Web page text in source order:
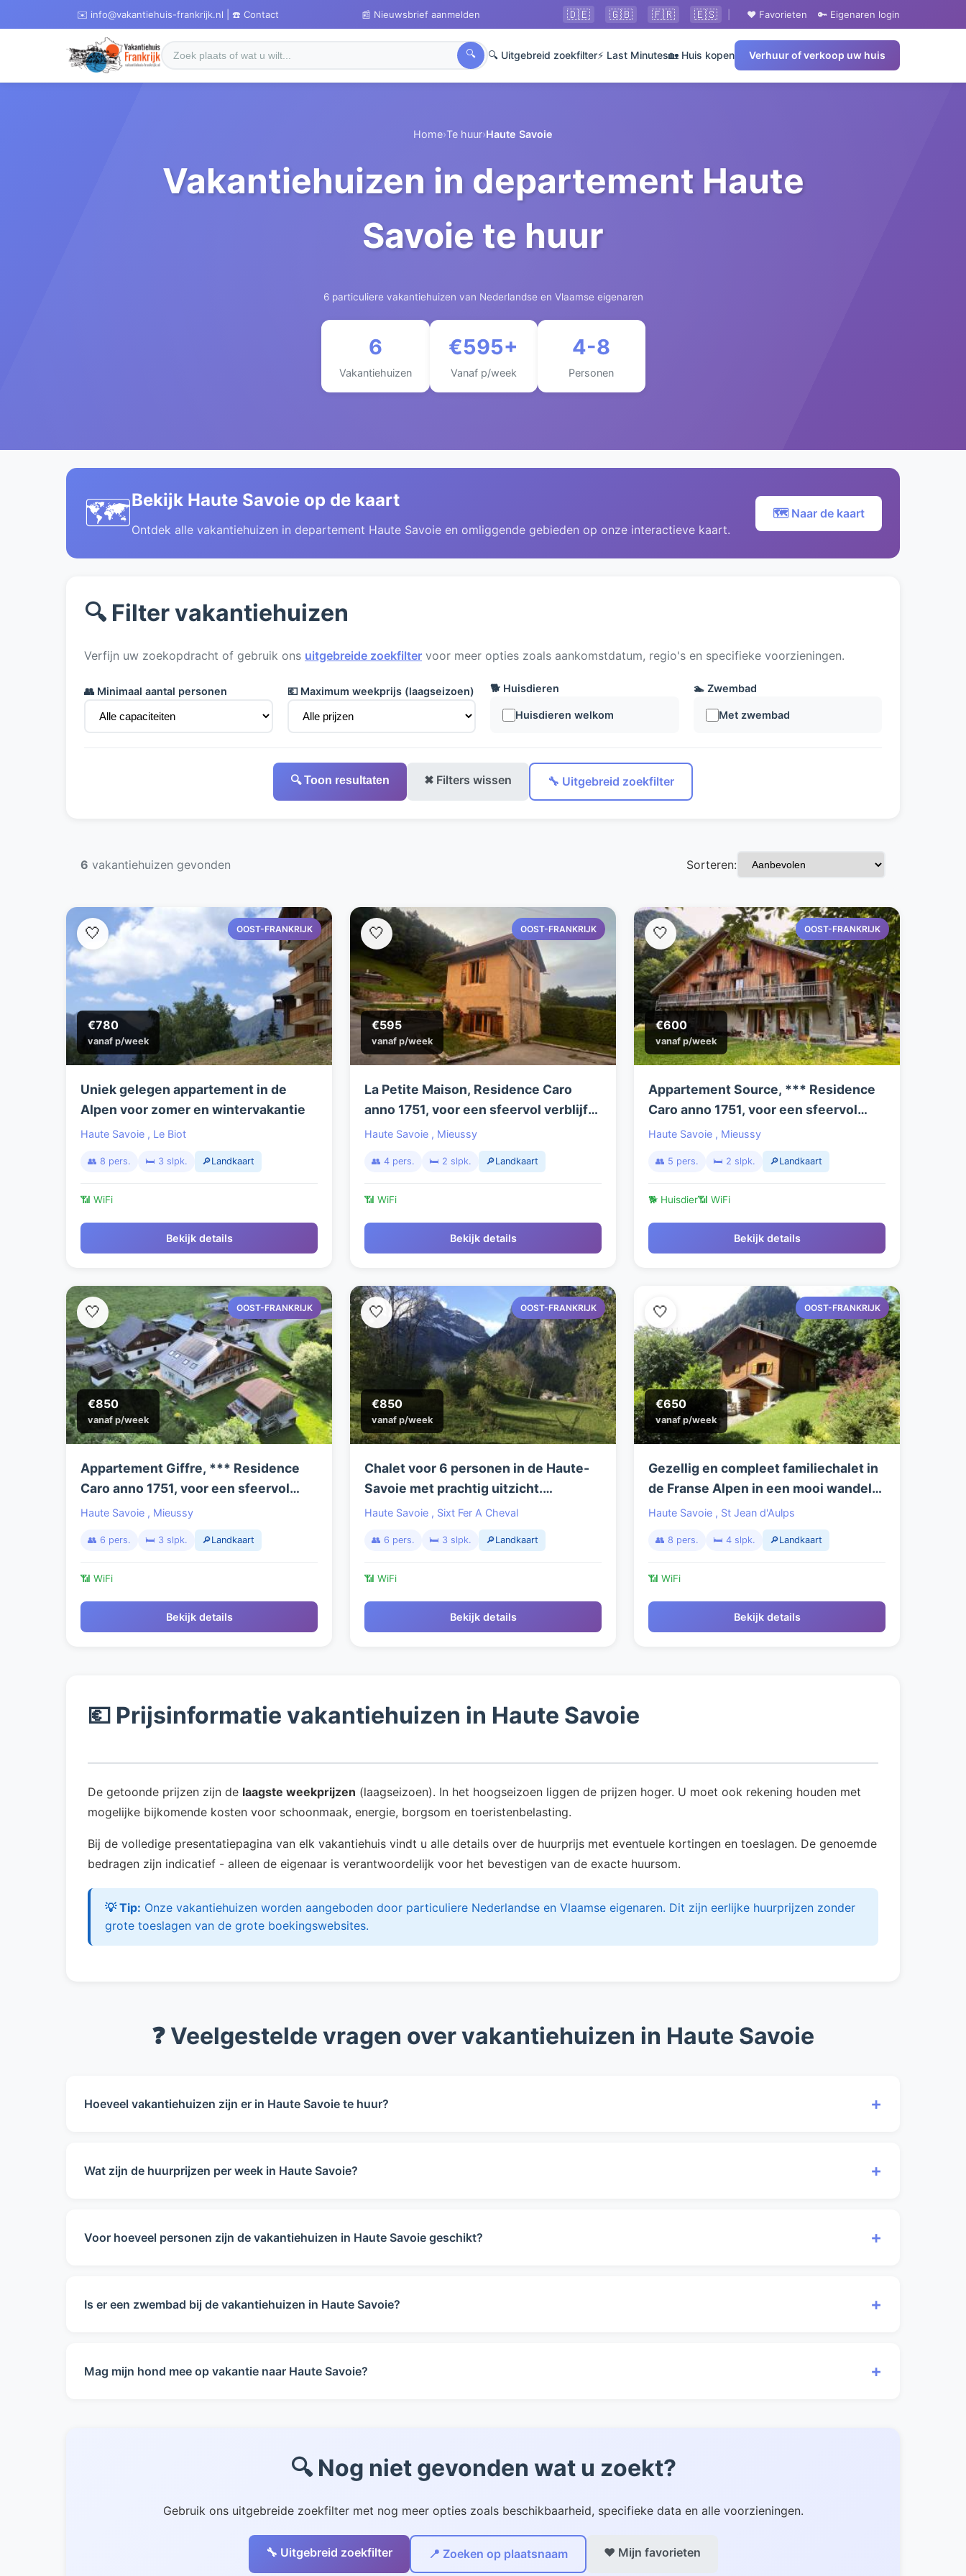
✉️ info@vakantiehuis-frankrijk.nl | ☎️ Contact 📰 Nieuwsbrief aanmelden 🇩🇪 🇬🇧 🇫🇷 🇪🇸 ❤️ Favorieten 🔑 Eigenaren login
🔍 🔍 Uitgebreid zoekfilter⚡ Last Minutes🏡 Huis kopen Verhuur of verkoop uw huis
Home›Te huur›Haute Savoie
Vakantiehuizen in departement Haute
Savoie te huur
6 particuliere vakantiehuizen van Nederlandse en Vlaamse eigenaren
6
Vakantiehuizen
€595+
Vanaf p/week
4-8
Personen
🗺️Bekijk Haute Savoie op de kaart
Ontdek alle vakantiehuizen in departement Haute Savoie en omliggende gebieden op onze interactieve kaart.
🗺️ Naar de kaart
🔍 Filter vakantiehuizen
Verfijn uw zoekopdracht of gebruik ons uitgebreide zoekfilter voor meer opties zoals aankomstdatum, regio's en specifieke voorzieningen.
👥 Minimaal aantal personen 💶 Maximum weekprijs (laagseizoen) 🐕 Huisdieren
Huisdieren welkom
🏊 Zwembad
Met zwembad
🔍 Toon resultaten ✖ Filters wissen 🔧 Uitgebreid zoekfilter
6 vakantiehuizen gevonden Sorteren:
OOST-FRANKRIJK
€780
vanaf p/week
🤍
Uniek gelegen appartement in de
Alpen voor zomer en wintervakantie
Haute Savoie , Le Biot
👥 8 pers. 🛏️ 3 slpk. 🔎Landkaart
📶 WiFi
Bekijk details
OOST-FRANKRIJK
€595
vanaf p/week
🤍
La Petite Maison, Residence Caro
anno 1751, voor een sfeervol verblijf
zomer en wintersport, in het hart van
Haute Savoie , Mieussy
👥 4 pers. 🛏️ 2 slpk. 🔎Landkaart
📶 WiFi
Bekijk details
OOST-FRANKRIJK
€600
vanaf p/week
🤍
Appartement Source, *** Residence
Caro anno 1751, voor een sfeervol
actief verblijf zomer en wintersport,
in het hart van de Franse Alpen.
Haute Savoie , Mieussy
👥 5 pers. 🛏️ 2 slpk. 🔎Landkaart
🐕 Huisdier📶 WiFi
Bekijk details
OOST-FRANKRIJK
€850
vanaf p/week
🤍
Appartement Giffre, *** Residence
Caro anno 1751, voor een sfeervol
actief verblijf, zomer en wintersport in
het hart van de Franse Alpen.
Haute Savoie , Mieussy
👥 6 pers. 🛏️ 3 slpk. 🔎Landkaart
📶 WiFi
Bekijk details
OOST-FRANKRIJK
€850
vanaf p/week
🤍
Chalet voor 6 personen in de Haute-
Savoie met prachtig uitzicht.
Bergwandelen vanuit huis door 1 van
de mooiste bergreservaten van
Frankrijk.
Haute Savoie , Sixt Fer A Cheval
👥 6 pers. 🛏️ 3 slpk. 🔎Landkaart
📶 WiFi
Bekijk details
OOST-FRANKRIJK
€650
vanaf p/week
🤍
Gezellig en compleet familiechalet in
de Franse Alpen in een mooi wandel-
en skigebied, rustig en landelijk
gelegen op loopafstand van het dorp.
Haute Savoie , St Jean d'Aulps
👥 8 pers. 🛏️ 4 slpk. 🔎Landkaart
📶 WiFi
Bekijk details
💶 Prijsinformatie vakantiehuizen in Haute Savoie
De getoonde prijzen zijn de laagste weekprijzen (laagseizoen). In het hoogseizoen liggen de prijzen hoger. U moet ook rekening houden met
mogelijke bijkomende kosten voor schoonmaak, energie, borgsom en toeristenbelasting.
Bij de volledige presentatiepagina van elk vakantiehuis vindt u alle details over de huurprijs met eventuele kortingen en toeslagen. De genoemde
bedragen zijn indicatief - alleen de eigenaar is verantwoordelijk voor het bevestigen van de exacte huursom.
💡 Tip: Onze vakantiehuizen worden aangeboden door particuliere Nederlandse en Vlaamse eigenaren. Dit zijn eerlijke huurprijzen zonder
grote toeslagen van de grote boekingswebsites.
❓ Veelgestelde vragen over vakantiehuizen in Haute Savoie
Hoeveel vakantiehuizen zijn er in Haute Savoie te huur? +
Wat zijn de huurprijzen per week in Haute Savoie? +
Voor hoeveel personen zijn de vakantiehuizen in Haute Savoie geschikt? +
Is er een zwembad bij de vakantiehuizen in Haute Savoie? +
Mag mijn hond mee op vakantie naar Haute Savoie? +
🔍 Nog niet gevonden wat u zoekt?
Gebruik ons uitgebreide zoekfilter met nog meer opties zoals beschikbaarheid, specifieke data en alle voorzieningen.
🔧 Uitgebreid zoekfilter 📍 Zoeken op plaatsnaam ❤️ Mijn favorieten